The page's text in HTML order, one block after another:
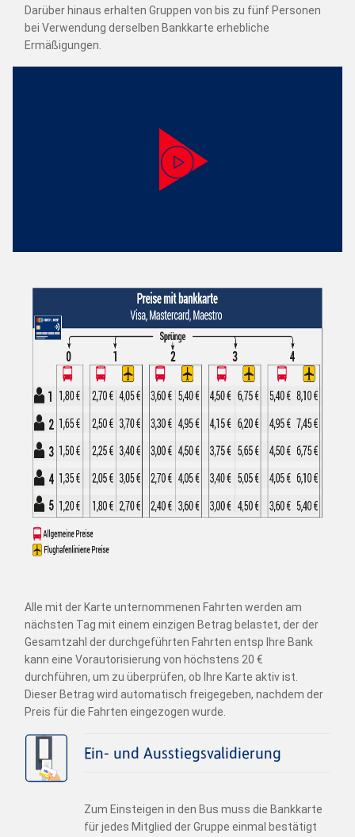
Darüber hinaus erhalten Gruppen von bis zu fünf Personen
bei Verwendung derselben Bankkarte erhebliche
Ermäßigungen.
Alle mit der Karte unternommenen Fahrten werden am
nächsten Tag mit einem einzigen Betrag belastet, der der
Gesamtzahl der durchgeführten Fahrten entsp Ihre Bank
kann eine Vorautorisierung von höchstens 20 €
durchführen, um zu überprüfen, ob Ihre Karte aktiv ist.
Dieser Betrag wird automatisch freigegeben, nachdem der
Preis für die Fahrten eingezogen wurde.
Ein- und Ausstiegsvalidierung
Zum Einsteigen in den Bus muss die Bankkarte
für jedes Mitglied der Gruppe einmal bestätigt